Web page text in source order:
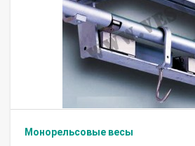
Монорельсовые весы